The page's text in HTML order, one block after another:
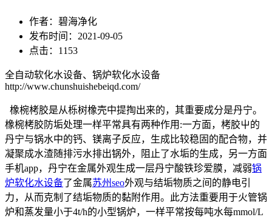
作者：碧海净化
发布时间：2021-09-05
点击：1153
全自动软化水设备、锅炉软化水设备
http://www.chunshuishebeiqd.com/
橡椀栲胶是从栎树橡壳中提掏出来的，其重要成分是丹宁。
橡椀栲胶防垢处理一样平常具有两种作用:一方面，栲胶屮的
丹宁与锅水中的钙、镁离子反应，生成比较稳固的配合物，并
凝聚成水渣随排污水排出锅外，阻止了水垢的生成，另一方面
手机app，丹宁在金属外观生成一层丹宁酸铁珍爱膜，减弱锅
炉软化水设备了金属苏州seo外观与结垢物质之间的静电引
力，从而克制了结垢物质的黏附作用。此方法重要用于火管锅
炉和蒸发量小于4t/h的小型锅炉，一样平常按每吨水每mmol/L